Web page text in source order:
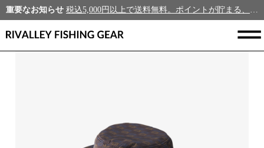
重要なお知らせ 税込5,000円以上で送料無料。ポイントが貯まる、新規会員募集中！